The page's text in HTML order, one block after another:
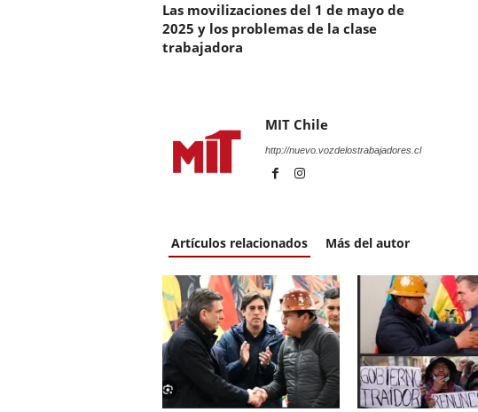
Las movilizaciones del 1 de mayo de
2025 y los problemas de la clase
trabajadora
MIT Chile
http://nuevo.vozdelostrabajadores.cl
Artículos relacionados Más del autor